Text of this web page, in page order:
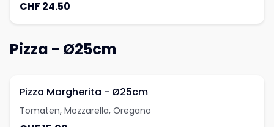
CHF 24.50
Pizza - Ø25cm
Pizza Margherita - Ø25cm
Tomaten, Mozzarella, Oregano